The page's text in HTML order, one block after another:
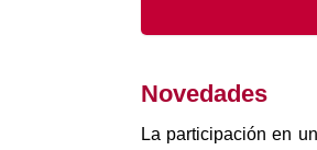
Novedades
La participación en